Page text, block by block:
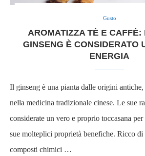
Gusto
AROMATIZZA TÈ E CAFFÈ:
GINSENG È CONSIDERATO
ENERGIA
Il ginseng è una pianta dalle origini
nella medicina tradizionale cinese. Le sue
considerate un vero e proprio toccasana
sue molteplici proprietà benefiche. Ricco di
composti chimici …